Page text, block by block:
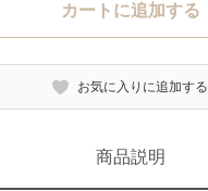
カートに追加する
お気に入りに追加する
商品説明